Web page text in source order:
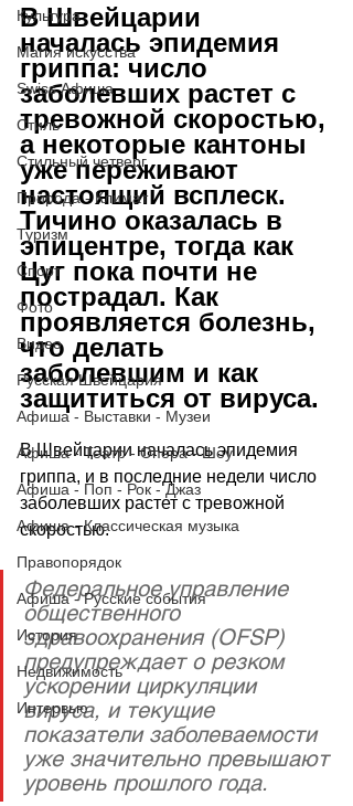
Культура
Магия искусства
Swiss Афиша
Стиль
Стильный четверг
Природа - Климат
Туризм
Спорт
Фото
Видео
Русская Швейцария
Афиша - Выставки - Музеи
Афиша - Театр - Опера - Шоу
Афиша - Поп - Рок - Джаз
Афиша - Классическая музыка
Правопорядок
Афиша - Русские события
История
Недвижимость
Интервью
В Швейцарии
началась эпидемия
гриппа: число
заболевших растет с
тревожной скоростью,
а некоторые кантоны
уже переживают
настоящий всплеск.
Тичино оказалась в
эпицентре, тогда как
Цуг пока почти не
пострадал. Как
проявляется болезнь,
что делать
заболевшим и как
защититься от вируса.
В Швейцарии началась эпидемия
гриппа, и в последние недели число
заболевших растет с тревожной
скоростью.
Федеральное управление
общественного
здравоохранения (OFSP)
предупреждает о резком
ускорении циркуляции
вируса, и текущие
показатели заболеваемости
уже значительно превышают
уровень прошлого года.